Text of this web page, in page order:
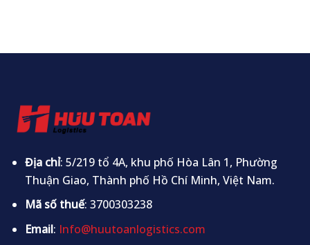
Địa chỉ: 5/219 tổ 4A, khu phố Hòa Lân 1, Phường
Thuận Giao, Thành phố Hồ Chí Minh, Việt Nam.
Mã số thuế: 3700303238
Email: Info@huutoanlogistics.com